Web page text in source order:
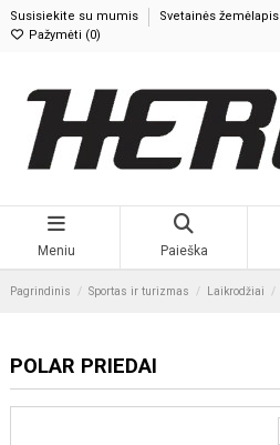
Susisiekite su mumis Svetainės žemėlapis
Pažymėti (0)
Meniu Paieška
Pagrindinis Sportas ir turizmas Laikrodžiai
POLAR PRIEDAI